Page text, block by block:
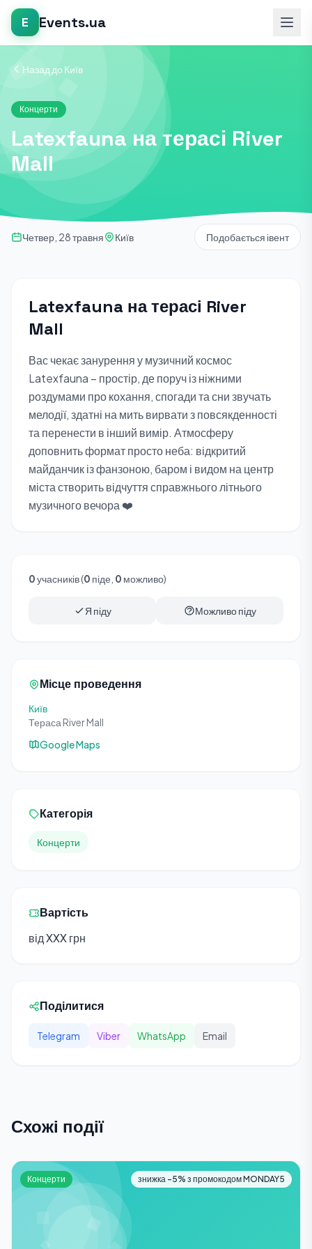
E Events.ua
Назад до Київ
Концерти
Latexfauna на терасі River
Mall
Четвер, 28 травня Київ Подобається івент
Latexfauna на терасі River
Mall
Вас чекає занурення у музичний космос
Latexfauna – простір, де поруч із ніжними
роздумами про кохання, спогади та сни звучать
мелодії, здатні на мить вирвати з повсякденності
та перенести в інший вимір. Атмосферу
доповнить формат просто неба: відкритий
майданчик із фанзоною, баром і видом на центр
міста створить відчуття справжнього літнього
музичного вечора ❤️
0учасників (0 піде, 0 можливо)
Я піду Можливо піду
Місце проведення
Київ
Тераса River Mall
Google Maps
Категорія
Концерти
Вартість
від XXX грн
Поділитися
Telegram Viber WhatsApp Email
Схожі події
Концерти знижка -5% з промокодом MONDAY5